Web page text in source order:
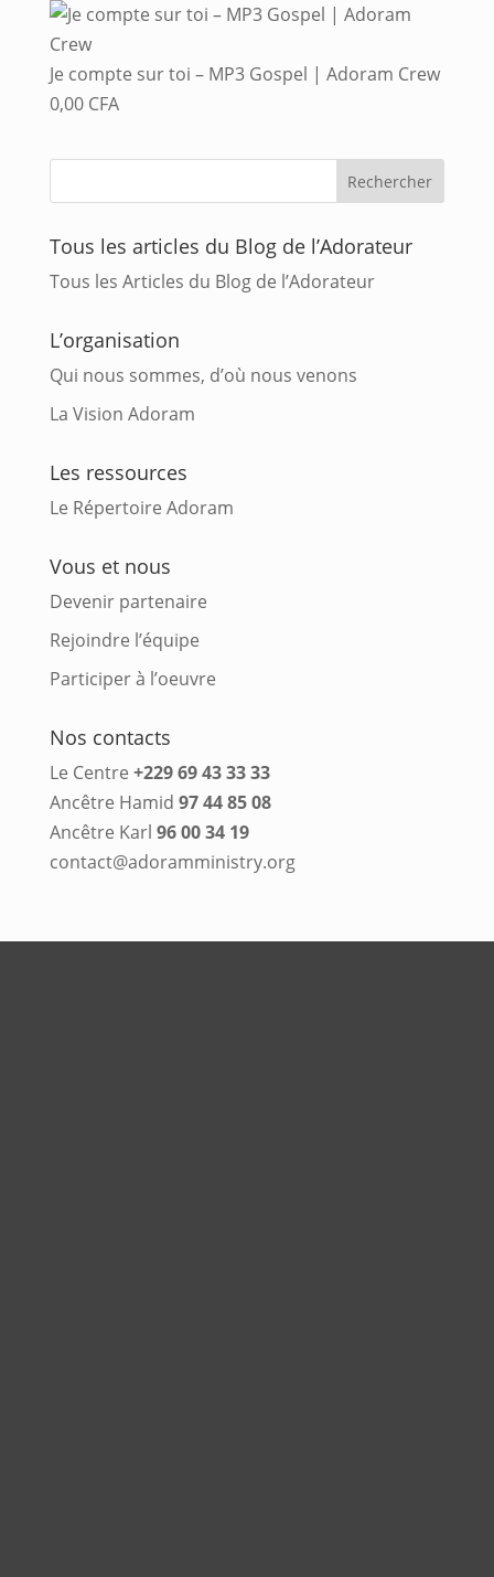
Je compte sur toi – MP3 Gospel | Adoram Crew
0,00 CFA
Tous les articles du Blog de l’Adorateur
Tous les Articles du Blog de l’Adorateur
L’organisation
Qui nous sommes, d’où nous venons
La Vision Adoram
Les ressources
Le Répertoire Adoram
Vous et nous
Devenir partenaire
Rejoindre l’équipe
Participer à l’oeuvre
Nos contacts
Le Centre +229 69 43 33 33
Ancêtre Hamid 97 44 85 08
Ancêtre Karl 96 00 34 19
contact@adoramministry.org